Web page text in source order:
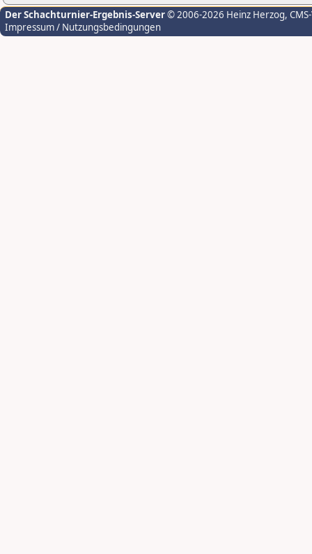
Der Schachturnier-Ergebnis-Server© 2006-2026 Heinz Herzog,
Impressum / Nutzungsbedingungen